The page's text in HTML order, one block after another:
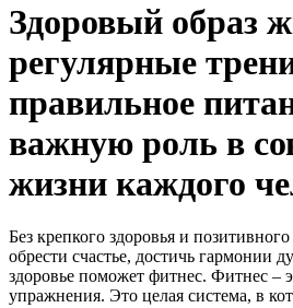
Здоровый образ
регулярные
правильное
важную роль в
жизни каждого
Без крепкого здоровья и
обрести счастье, достичь гармонии
здоровье поможет фитнес. Фитнес –
упражнения. Это целая система, в